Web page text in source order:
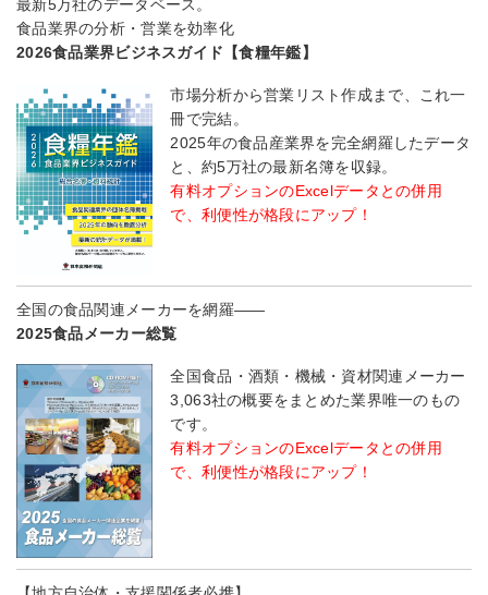
最新5万社のデータベース。
食品業界の分析・営業を効率化
2026食品業界ビジネスガイド【食糧年鑑】
市場分析から営業リスト作成まで、これ一
冊で完結。
2025年の食品産業界を完全網羅したデータ
と、約5万社の最新名簿を収録。
有料オプションのExcelデータとの併用
で、利便性が格段にアップ！
全国の食品関連メーカーを網羅――
2025食品メーカー総覧
全国食品・酒類・機械・資材関連メーカー
3,063社の概要をまとめた業界唯一のもの
です。
有料オプションのExcelデータとの併用
で、利便性が格段にアップ！